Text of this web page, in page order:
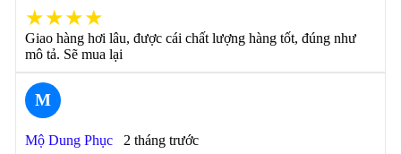
★★★★
Giao hàng hơi lâu, được cái chất lượng hàng tốt, đúng như
mô tả. Sẽ mua lại
M
Mộ Dung Phục 2 tháng trước